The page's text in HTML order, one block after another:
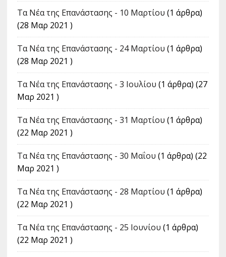
Τα Νέα της Επανάστασης - 10 Μαρτίου (1 άρθρα)
(28 Μαρ 2021 )
Τα Νέα της Επανάστασης - 24 Μαρτίου (1 άρθρα)
(28 Μαρ 2021 )
Τα Νέα της Επανάστασης - 3 Ιουλίου (1 άρθρα) (27
Μαρ 2021 )
Τα Νέα της Επανάστασης - 31 Μαρτίου (1 άρθρα)
(22 Μαρ 2021 )
Τα Νέα της Επανάστασης - 30 Μαΐου (1 άρθρα) (22
Μαρ 2021 )
Τα Νέα της Επανάστασης - 28 Μαρτίου (1 άρθρα)
(22 Μαρ 2021 )
Τα Νέα της Επανάστασης - 25 Ιουνίου (1 άρθρα)
(22 Μαρ 2021 )